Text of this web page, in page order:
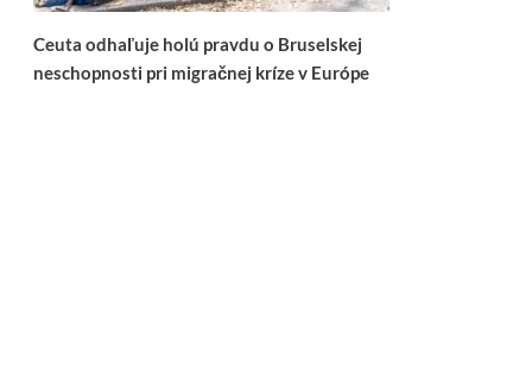
Ceuta odhaľuje holú pravdu o Bruselskej
neschopnosti pri migračnej kríze v Európe